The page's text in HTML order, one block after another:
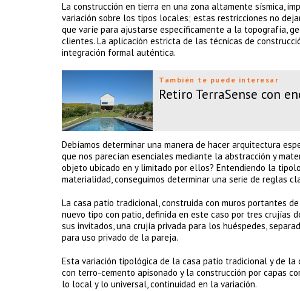
La construcción en tierra en una zona altamente sísmica,
variación sobre los tipos locales; estas restricciones no
que varíe para ajustarse específicamente a la topografía,
clientes. La aplicación estricta de las técnicas de
integración formal auténtica.
También te puede interesar
Retiro TerraSense con
Debíamos determinar una manera de hacer arquitectura
que nos parecían esenciales mediante la abstracción y
objeto ubicado en y limitado por ellos? Entendiendo la
materialidad, conseguimos determinar una serie de reglas
La casa patio tradicional, construida con muros portantes
nuevo tipo con patio, definida en este caso por tres crujías
sus invitados, una crujía privada para los huéspedes,
para uso privado de la pareja.
Esta variación tipológica de la casa patio tradicional y de
con terro-cemento apisonado y la construcción por capas
lo local y lo universal, continuidad en la variación.